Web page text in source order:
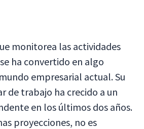
monitorea las actividades
ha convertido en algo
empresarial actual. Su
de trabajo ha crecido a un
en los últimos dos años.
proyecciones, no es